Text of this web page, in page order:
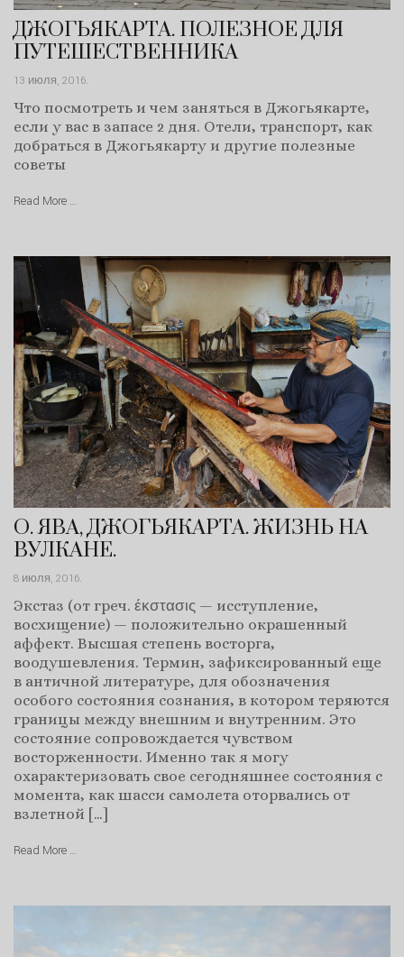
ДЖОГЬЯКАРТА. ПОЛЕЗНОЕ ДЛЯ
ПУТЕШЕСТВЕННИКА
13 июля, 2016.
Что посмотреть и чем заняться в Джогьякарте,
если у вас в запасе 2 дня. Отели, транспорт, как
добраться в Джогьякарту и другие полезные
советы
Read More …
О. ЯВА, ДЖОГЬЯКАРТА. ЖИЗНЬ НА
ВУЛКАНЕ.
8 июля, 2016.
Экстаз (от греч. έκστασις — исступление,
восхищение) — положительно окрашенный
аффект. Высшая степень восторга,
воодушевления. Термин, зафиксированный еще
в античной литературе, для обозначения
особого состояния сознания, в котором теряются
границы между внешним и внутренним. Это
состояние сопровождается чувством
восторженности. Именно так я могу
охарактеризовать свое сегодняшнее состояния с
момента, как шасси самолета оторвались от
взлетной […]
Read More …